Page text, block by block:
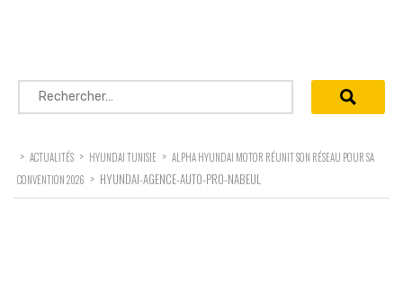
Rechercher :
> ACTUALITÉS > HYUNDAI TUNISIE > ALPHA HYUNDAI MOTOR RÉUNIT SON RÉSEAU POUR SA
CONVENTION 2026 > HYUNDAI-AGENCE-AUTO-PRO-NABEUL